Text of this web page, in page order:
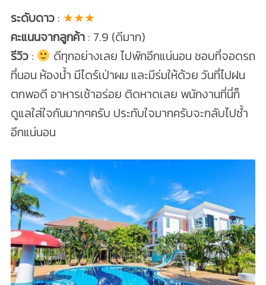
ระดับดาว: ★★★
คะแนนจากลูกค้า: 7.9 (ดีมาก)
รีวิว:
ดีทุกอย่างเลย ไปพักอีกแน่นอน ชอบที่จอดรถ
ที่นอน ห้องน้ำ มีไดร์เป่าผม และมีร่มให้ด้วย วันที่ไปฝน
ตกพอดี อาหารเช้าอร่อย ติดหาดเลย พนักงานที่นี่ก็
ดูแลใส่ใจกันมากๆครับ ประทับใจมากครับจะกลับไปซ้ำ
อีกแน่นอน